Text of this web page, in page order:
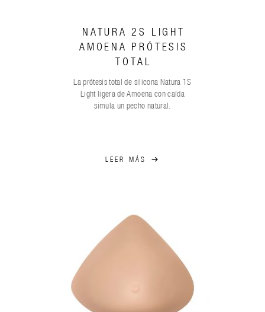
LEER MÁS
NATURA 2S LIGHT
AMOENA PRÓTESIS
TOTAL
La prótesis total de silicona Natura 1S
Light ligera de Amoena con caída
simula un pecho natural.